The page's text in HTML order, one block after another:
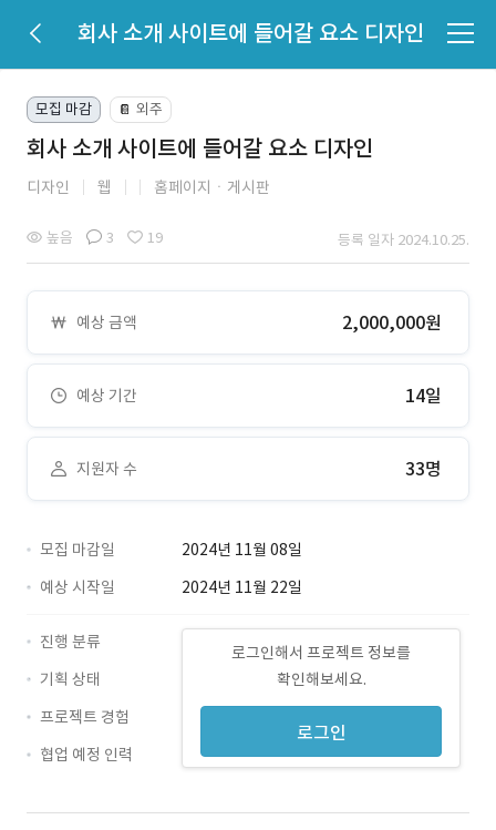
회사 소개 사이트에 들어갈 요소 디자인
모집 마감 📔 외주
회사 소개 사이트에 들어갈 요소 디자인
디자인 웹 홈페이지ㆍ게시판
높음 3 19 등록 일자 2024.10.25.
예상 금액 2,000,000원
예상 기간 14일
지원자 수 33명
모집 마감일
2024년 11월 08일
예상 시작일
2024년 11월 22일
로그인해서 프로젝트 정보를
확인해보세요.
로그인
진행 분류
기획 상태
프로젝트 경험
협업 예정 인력